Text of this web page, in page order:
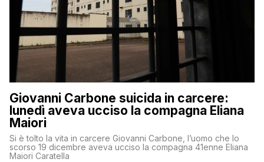
Giovanni Carbone suicida in carcere:
lunedì aveva ucciso la compagna Eliana
Maiori
Si è tolto la vita in carcere Giovanni Carbone, l’uomo che lo
scorso 19 dicembre aveva ucciso la compagna 41enne Eliana
Maiori Caratella